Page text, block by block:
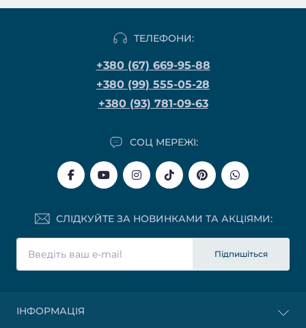
ТЕЛЕФОНИ:
+380 (67) 669-95-88
+380 (99) 555-05-28
+380 (93) 781-09-63
СОЦ МЕРЕЖІ:
СЛІДКУЙТЕ ЗА НОВИНКАМИ ТА АКЦІЯМИ:
Підпишіться
ІНФОРМАЦІЯ